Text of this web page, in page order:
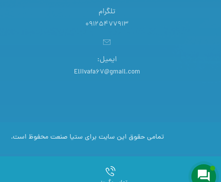
تلگرام
09125477913
ایمیل:
Eliivafa67@gmail.com
تمامی حقوق این سایت برای ستیا صنعت محفوظ است.